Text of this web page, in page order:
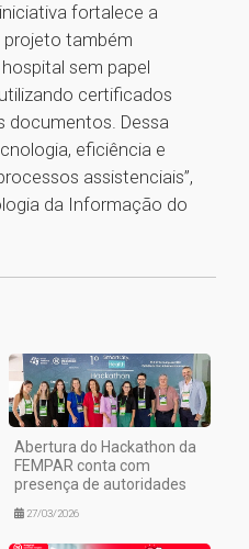
fortalece a
projeto também
sem papel
certificados
documentos. Dessa
eficiência e
assistenciais”,
da Informação do
Abertura do Hackathon da
FEMPAR conta com
presença de autoridades
27/03/2026